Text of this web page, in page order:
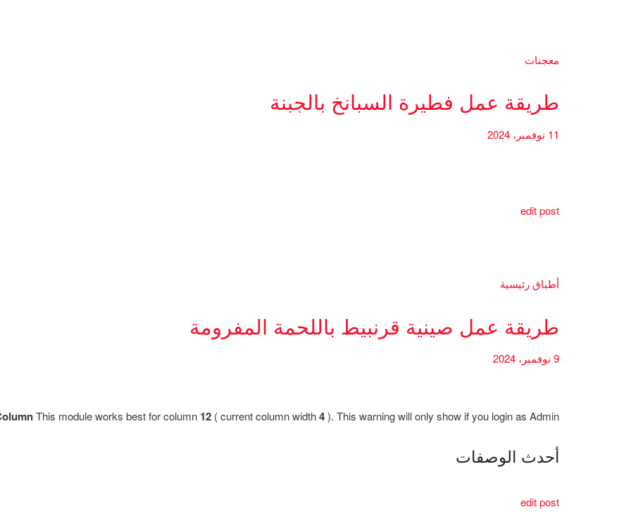
معجنات
طريقة عمل فطيرة السبانخ بالجبنة
11 نوفمبر، 2024
edit post
أطباق رئيسية
طريقة عمل صينية قرنبيط باللحمة المفرومة
9 نوفمبر، 2024
This module works best for column 12 ( current column width4). This warning will only show if you login as Admin.
أحدث الوصفات
edit post